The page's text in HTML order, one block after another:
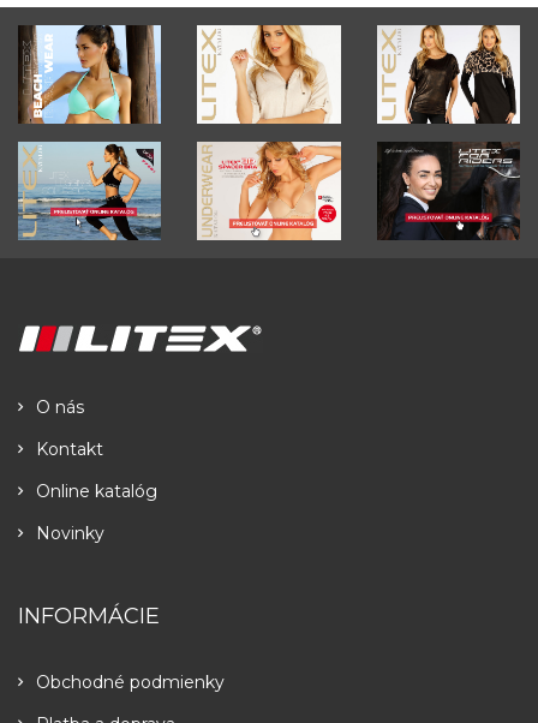
O nás
Kontakt
Online katalóg
Novinky
INFORMÁCIE
Obchodné podmienky